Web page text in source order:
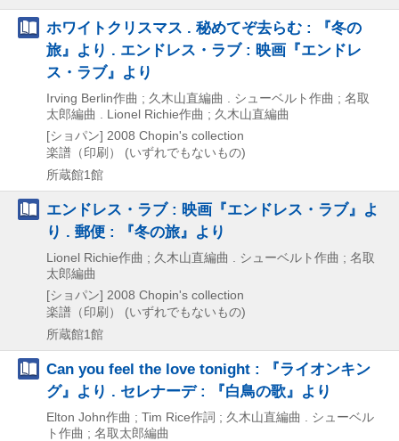
ホワイトクリスマス . 秘めてぞ去らむ : 『冬の
旅』より . エンドレス・ラブ : 映画『エンドレ
ス・ラブ』より
Irving Berlin作曲 ; 久木山直編曲 . シューベルト作曲 ; 名取
太郎編曲 . Lionel Richie作曲 ; 久木山直編曲
[ショパン] 2008 Chopin's collection
楽譜（印刷） (いずれでもないもの)
所蔵館1館
エンドレス・ラブ : 映画『エンドレス・ラブ』よ
り . 郵便 : 『冬の旅』より
Lionel Richie作曲 ; 久木山直編曲 . シューベルト作曲 ; 名取
太郎編曲
[ショパン] 2008 Chopin's collection
楽譜（印刷） (いずれでもないもの)
所蔵館1館
Can you feel the love tonight : 『ライオンキン
グ』より . セレナーデ : 『白鳥の歌』より
Elton John作曲 ; Tim Rice作詞 ; 久木山直編曲 . シューベル
ト作曲 ; 名取太郎編曲